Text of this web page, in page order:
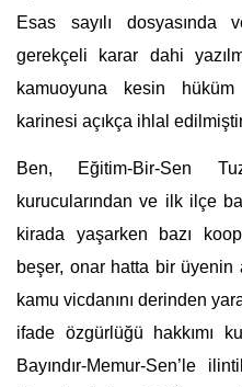
Esas sayılı dosyasında
gerekçeli karar dahi
kamuoyuna kesin
karinesi açıkça ihlal
Ben, Eğitim-Bir-Sen
kurucularından ve ilk ilçe
kirada yaşarken bazı
beşer, onar hatta bir üyenin
kamu vicdanını derinden
ifade özgürlüğü hakkımı
Bayındır-Memur-Sen’le